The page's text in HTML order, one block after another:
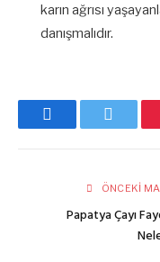
karın ağrısı
danışmalıdır.
FacebookTwitter
ÖNCEKI
Papatya Çayı